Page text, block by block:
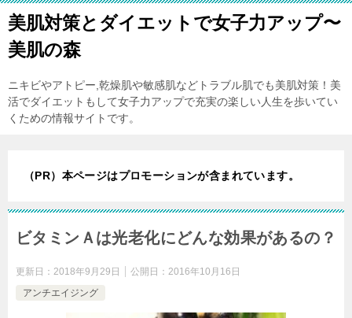
美肌対策とダイエットで女子力アップ〜
美肌の森
ニキビやアトピー,乾燥肌や敏感肌などトラブル肌でも美肌対策！美
活でダイエットもして女子力アップで充実の楽しい人生を歩いてい
くための情報サイトです。
（PR）本ページはプロモーションが含まれています。
ビタミンＡは光老化にどんな効果があるの？
更新日： 2018年9月29日 公開日： 2016年10月16日
アンチエイジング